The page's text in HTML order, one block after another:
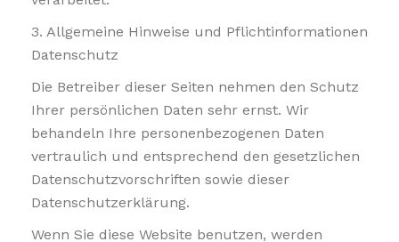
3. Allgemeine Hinweise und Pflichtinformationen
Datenschutz
Die Betreiber dieser Seiten nehmen den Schutz
Ihrer persönlichen Daten sehr ernst. Wir
behandeln Ihre personenbezogenen Daten
vertraulich und entsprechend den gesetzlichen
Datenschutzvorschriften sowie dieser
Datenschutzerklärung.
Wenn Sie diese Website benutzen, werden